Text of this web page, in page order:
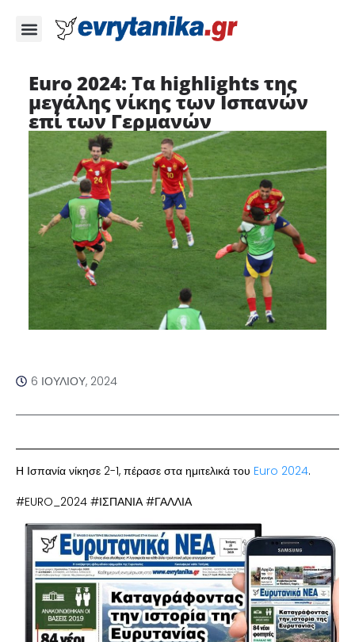
Euro 2024: Τα highlights της
μεγάλης νίκης των Ισπανών
επί των Γερμανών
6 ΙΟΥΛΊΟΥ, 2024
Η Ισπανία νίκησε 2-1, πέρασε στα ημιτελικά του Euro 2024.
#EURO_2024 #ΙΣΠΑΝΙΑ #ΓΑΛΛΙΑ